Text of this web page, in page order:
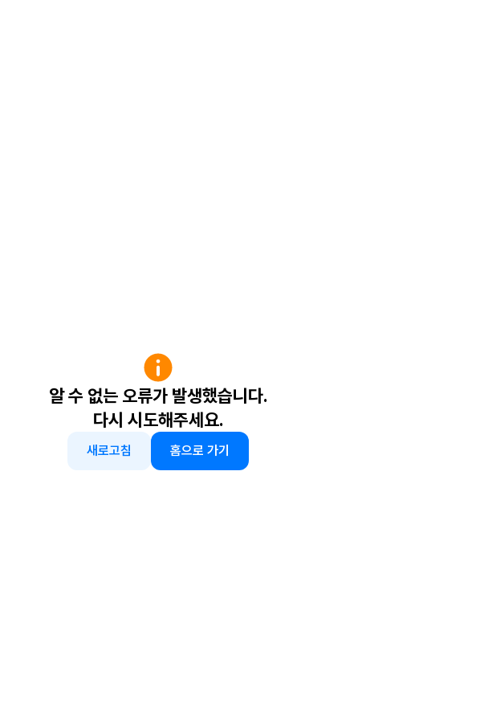
알 수 없는 오류가 발생했습니다.
다시 시도해주세요.
새로고침 홈으로 가기